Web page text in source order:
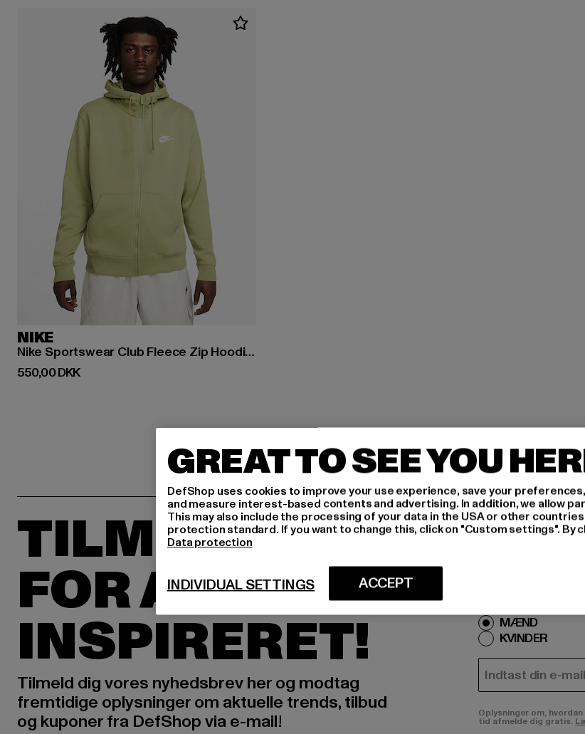
NIKE
Nike Sportswear Club Fleece Zip Hoodies
550,00 DKK
Nuværende pris: 550,00 DKK
TILMELD DIG
FOR AT BLIVE
INSPIRERET!
Tilmeld dig vores nyhedsbrev her og modtag
fremtidige oplysninger om aktuelle trends, tilbud
og kuponer fra DefShop via e-mail!
MÆND
KVINDER
E-MAIL
Oplysninger om,
tid afmelde dig gratis.
GREAT TO SEE YOU
DefShop uses cookies to improve your use experience, save your
and measure interest-based contents and advertising. In addition, we allow
This may also include the processing of your data in the USA or other
protection standard. If you want to change this, click on "Custom settings". By
Data protection
ACCEPT
INDIVIDUAL SETTINGS